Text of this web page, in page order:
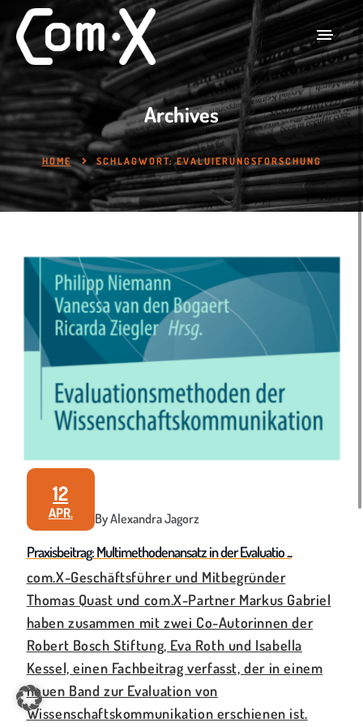
Archives
HOME SCHLAGWORT:EVALUIERUNGSFORSCHUNG
12
APR. By Alexandra Jagorz
Praxisbeitrag: Multimethodenansatz in der Evaluatio ...
com.X-Geschäftsführer und Mitbegründer
Thomas Quast und com.X-Partner Markus Gabriel
haben zusammen mit zwei Co-Autorinnen der
Robert Bosch Stiftung, Eva Roth und Isabella
Kessel, einen Fachbeitrag verfasst, der in einem
neuen Band zur Evaluation von
Wissenschaftskommunikation erschienen ist.